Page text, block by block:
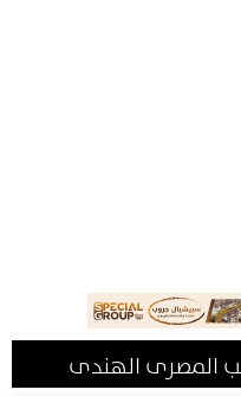
المصرى الهندى